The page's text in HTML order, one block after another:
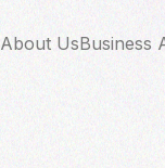
About UsBusiness